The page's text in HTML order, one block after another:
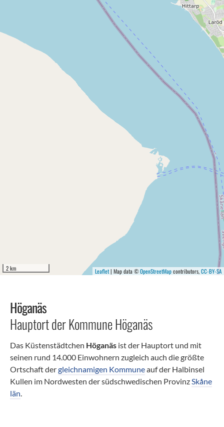
2 km Leaflet| Map data ©OpenStreetMapcontributors,CC-BY-SA
Höganäs
Hauptort der Kommune Höganäs
Das Küstenstädtchen Höganäs ist der Hauptort und mit
seinen rund 14.000 Einwohnern zugleich auch die größte
Ortschaft dergleichnamigen Kommuneauf der Halbinsel
Kullen im Nordwesten der südschwedischen Provinz Skåne
län